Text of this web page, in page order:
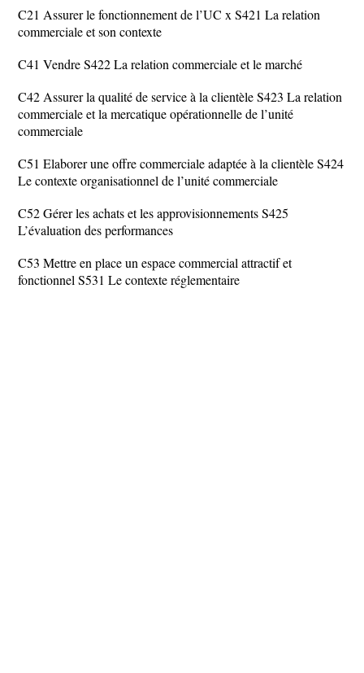
C21 Assurer le fonctionnement de l’UC x S421 La relation
commerciale et son contexte
C41 Vendre S422 La relation commerciale et le marché
C42 Assurer la qualité de service à la clientèle S423 La relation
commerciale et la mercatique opérationnelle de l’unité
commerciale
C51 Elaborer une offre commerciale adaptée à la clientèle S424
Le contexte organisationnel de l’unité commerciale
C52 Gérer les achats et les approvisionnements S425
L’évaluation des performances
C53 Mettre en place un espace commercial attractif et
fonctionnel S531 Le contexte réglementaire